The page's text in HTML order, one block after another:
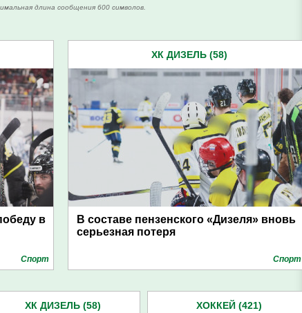
длина сообщения 600 символов.
в
Спорт
ХК ДИЗЕЛЬ (58)
В составе пензенского «Дизеля» вновь
серьезная потеря
Спорт
ХК ДИЗЕЛЬ (58) ХОККЕЙ (421)